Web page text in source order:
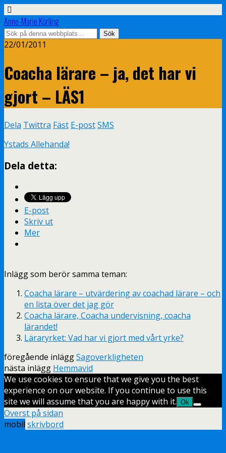
Anne-Marie Körling
22/01/2011
Coacha lärare – ja, det har vi
gjort – LÄS1
Dela Twittra Fäst E-postSMS
Ystads Allehanda!
Dela detta:
E-post
Skriv ut
Mer
Inlägg som berör samma teman:
Coacha lärare – utvärdering av coachad lärare – och
en lista över det jag gör
Coacha lärare, Coacha undervisning, coacha
lärandet!
Läraryrket: Vad har vi gjort med vårt yrke?
föregående inläggSagoverkligheten
nästa inlägg Hemmavid
We use cookies to ensure that we give you the best
experience on our website. If you continue to use this
site we will assume that you are happy with it. Ok
Överst på sidan
mobil skrivbord